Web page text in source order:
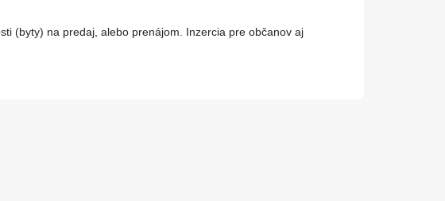
(byty) na predaj, alebo prenájom. Inzercia pre občanov aj